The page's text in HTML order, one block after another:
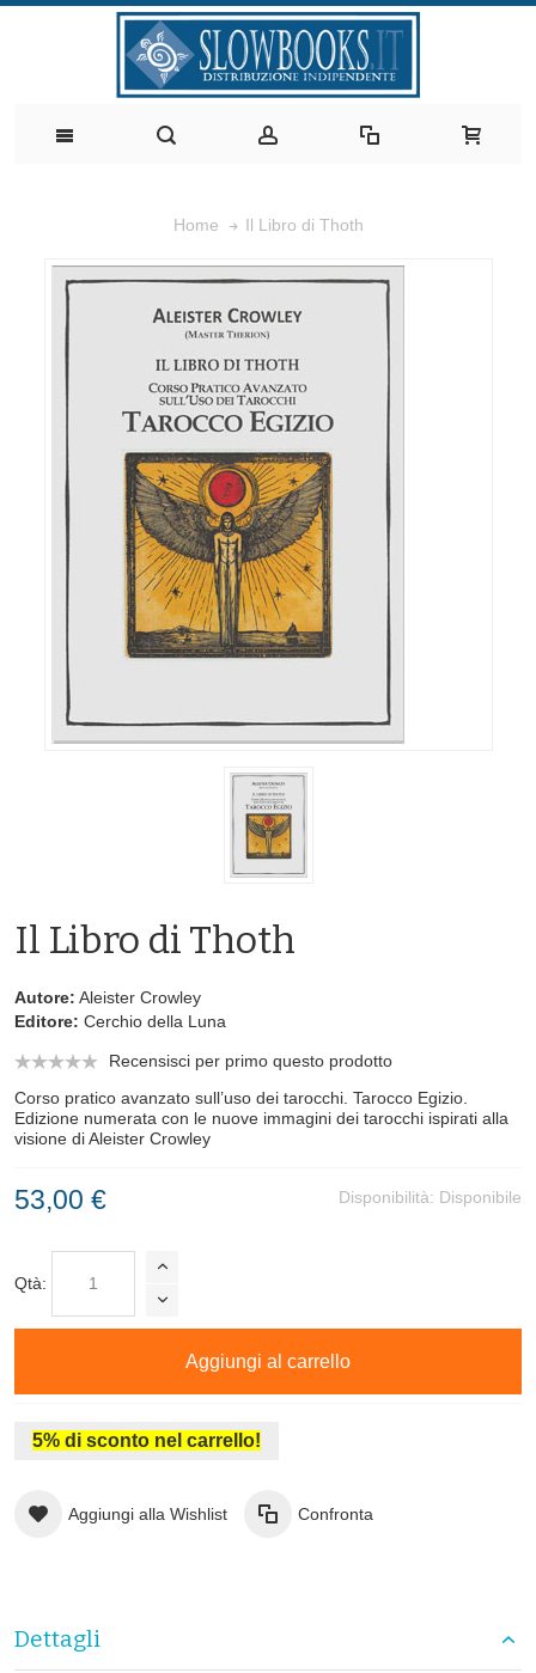
Home Il Libro di Thoth
Il Libro di Thoth
Autore: Aleister Crowley
Editore: Cerchio della Luna
Recensisci per primo questo prodotto
Corso pratico avanzato sull’uso dei tarocchi. Tarocco Egizio.
Edizione numerata con le nuove immagini dei tarocchi ispirati alla
visione di Aleister Crowley
Disponibilità: Disponibile
53,00 €
Qtà:
Aggiungi al carrello
5% di sconto nel carrello!
Aggiungi alla Wishlist Confronta
Dettagli